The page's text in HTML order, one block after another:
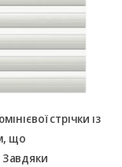
стрічки із
що
Завдяки